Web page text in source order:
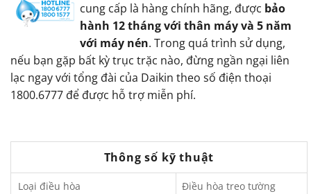
cung cấp là hàng chính hãng, được bảo
hành 12 tháng với thân máy và 5 năm
với máy nén. Trong quá trình sử dụng,
nếu bạn gặp bất kỳ trục trặc nào, đừng ngần ngại liên
lạc ngay với tổng đài của Daikin theo số điện thoại
1800.6777 để được hỗ trợ miễn phí.
Thông số kỹ thuật
Loại điều hòa Điều hòa treo tường